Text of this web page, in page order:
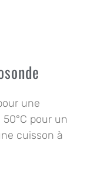
une
pour un
cuisson à